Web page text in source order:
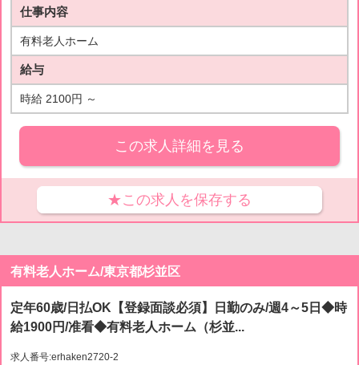
仕事内容
有料老人ホーム
給与
時給 2100円 ～
この求人詳細を見る
★この求人を保存する
有料老人ホーム/東京都杉並区
定年60歳/日払OK【登録面談必須】日勤のみ/週4～5日◆時
給1900円/准看◆有料老人ホーム（杉並...
求人番号:erhaken2720-2